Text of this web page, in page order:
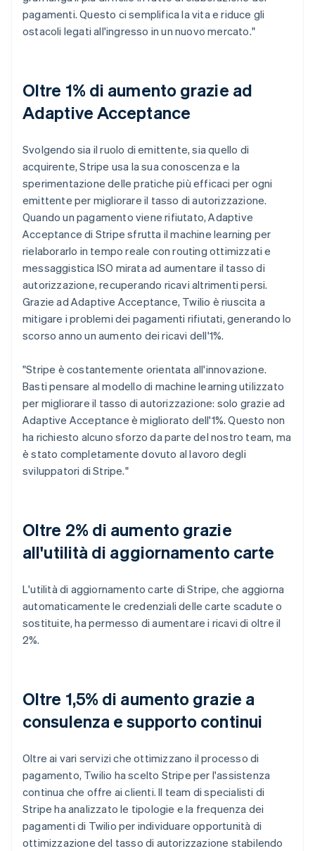
pagamenti. Questo ci semplifica la vita e riduce gli
ostacoli legati all'ingresso in un nuovo mercato."
Oltre 1% di aumento grazie ad
Adaptive Acceptance
Svolgendo sia il ruolo di emittente, sia quello di
acquirente, Stripe usa la sua conoscenza e la
sperimentazione delle pratiche più efficaci per ogni
emittente per migliorare il tasso di autorizzazione.
Quando un pagamento viene rifiutato, Adaptive
Acceptance di Stripe sfrutta il machine learning per
rielaborarlo in tempo reale con routing ottimizzati e
messaggistica ISO mirata ad aumentare il tasso di
autorizzazione, recuperando ricavi altrimenti persi.
Grazie ad Adaptive Acceptance, Twilio è riuscita a
mitigare i problemi dei pagamenti rifiutati, generando lo
scorso anno un aumento dei ricavi dell'1%.
"Stripe è costantemente orientata all'innovazione.
Basti pensare al modello di machine learning utilizzato
per migliorare il tasso di autorizzazione: solo grazie ad
Adaptive Acceptance è migliorato dell'1%. Questo non
ha richiesto alcuno sforzo da parte del nostro team, ma
è stato completamente dovuto al lavoro degli
sviluppatori di Stripe."
Oltre 2% di aumento grazie
all'utilità di aggiornamento carte
L'utilità di aggiornamento carte di Stripe, che aggiorna
automaticamente le credenziali delle carte scadute o
sostituite, ha permesso di aumentare i ricavi di oltre il
2%.
Oltre 1,5% di aumento grazie a
consulenza e supporto continui
Oltre ai vari servizi che ottimizzano il processo di
pagamento, Twilio ha scelto Stripe per l'assistenza
continua che offre ai clienti. Il team di specialisti di
Stripe ha analizzato le tipologie e la frequenza dei
pagamenti di Twilio per individuare opportunità di
ottimizzazione del tasso di autorizzazione stabilendo